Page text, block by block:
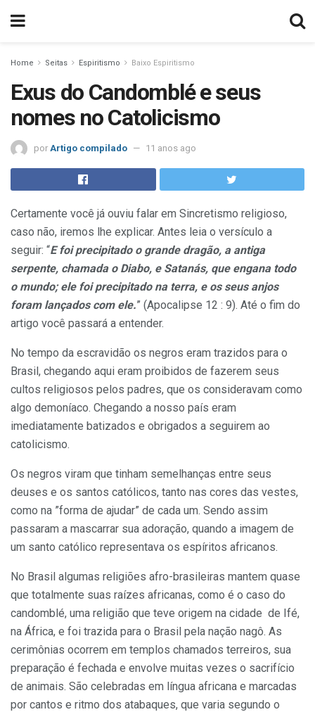
Home Seitas Espiritismo Baixo Espiritismo
Exus do Candomblé e seus
nomes no Catolicismo
por Artigo compilado 11 anos ago
Certamente você já ouviu falar em Sincretismo religioso,
caso não, iremos lhe explicar. Antes leia o versículo a
seguir: “E foi precipitado o grande dragão, a antiga
serpente, chamada o Diabo, e Satanás, que engana todo
o mundo; ele foi precipitado na terra, e os seus anjos
foram lançados com ele.” (Apocalipse 12 : 9). Até o fim do
artigo você passará a entender.
No tempo da escravidão os negros eram trazidos para o
Brasil, chegando aqui eram proibidos de fazerem seus
cultos religiosos pelos padres, que os consideravam como
algo demoníaco. Chegando a nosso país eram
imediatamente batizados e obrigados a seguirem ao
catolicismo.
Os negros viram que tinham semelhanças entre seus
deuses e os santos católicos, tanto nas cores das vestes,
como na ”forma de ajudar” de cada um. Sendo assim
passaram a mascarrar sua adoração, quando a imagem de
um santo católico representava os espíritos africanos.
No Brasil algumas religiões afro-brasileiras mantem quase
que totalmente suas raízes africanas, como é o caso do
candomblé, uma religião que teve origem na cidade de Ifé,
na África, e foi trazida para o Brasil pela nação nagô. As
cerimônias ocorrem em templos chamados terreiros, sua
preparação é fechada e envolve muitas vezes o sacrifício
de animais. São celebradas em língua africana e marcadas
por cantos e ritmo dos atabaques, que varia segundo o